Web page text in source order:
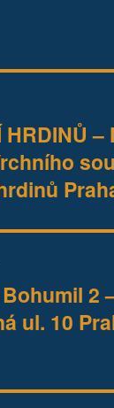
HRDINŮ –
2
ul. 10